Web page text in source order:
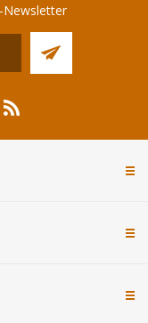
Newsletter